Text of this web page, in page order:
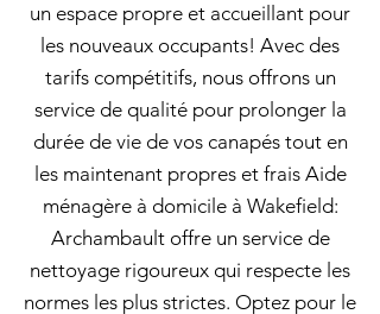
un espace propre et accueillant pour
les nouveaux occupants! Avec des
tarifs compétitifs, nous offrons un
service de qualité pour prolonger la
durée de vie de vos canapés tout en
les maintenant propres et frais Aide
ménagère à domicile à Wakefield:
Archambault offre un service de
nettoyage rigoureux qui respecte les
normes les plus strictes. Optez pour le